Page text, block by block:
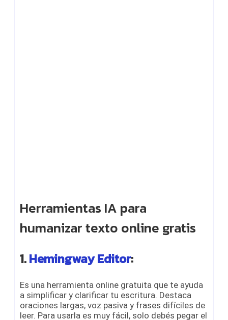
Herramientas IA para
humanizar texto online gratis
1.Hemingway Editor:
Es una herramienta online gratuita que te ayuda
a simplificar y clarificar tu escritura. Destaca
oraciones largas, voz pasiva y frases difíciles de
leer. Para usarla es muy fácil, solo debés pegar el